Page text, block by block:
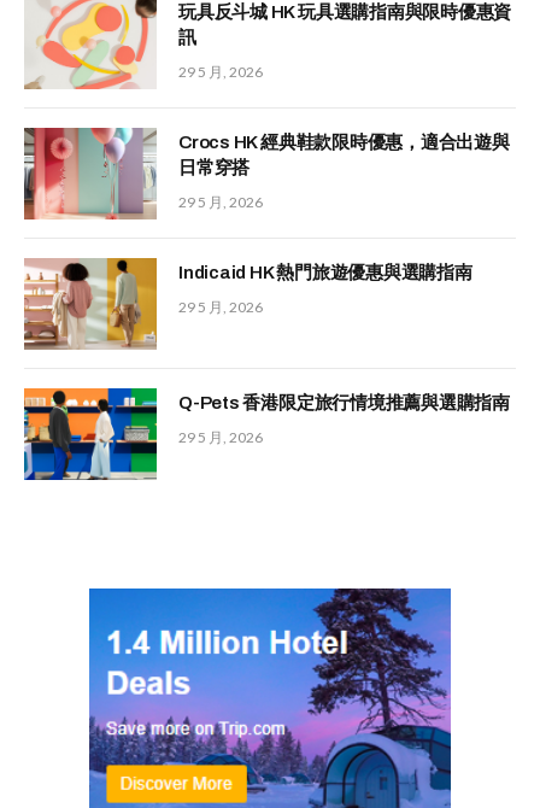
玩具反斗城 HK 玩具選購指南與限時優惠資
訊
29 5 月, 2026
Crocs HK 經典鞋款限時優惠，適合出遊與
日常穿搭
29 5 月, 2026
Indicaid HK 熱門旅遊優惠與選購指南
29 5 月, 2026
Q-Pets 香港限定旅行情境推薦與選購指南
29 5 月, 2026